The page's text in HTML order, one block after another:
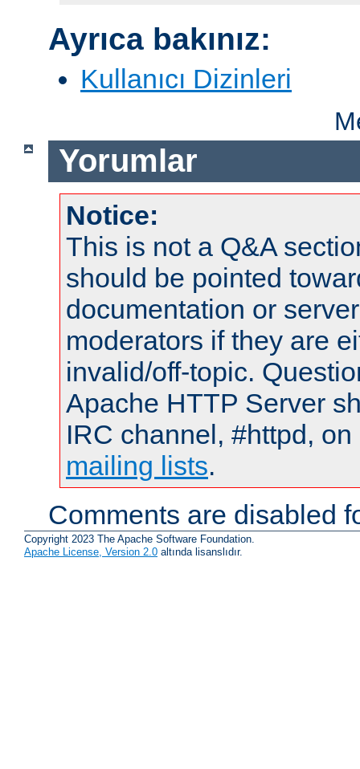
Ayrıca bakınız:
Kullanıcı Dizinleri
Yorumlar
Notice:
This is not a Q&A
should be pointed
documentation or
moderators if they are
invalid/off-topic.
Apache HTTP Server
IRC channel, #httpd,
mailing lists.
Comments are disabled
Copyright 2023 The Apache Software Foundation.
Apache License, Version 2.0 altında lisanslıdır.